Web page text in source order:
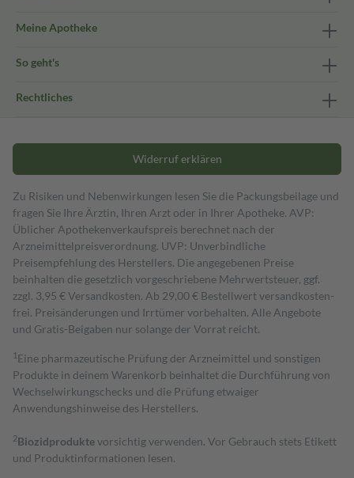
Meine Apotheke
So geht's
Rechtliches
Widerruf erklären
Zu Risiken und Nebenwirkungen lesen Sie die Packungsbeilage und
fragen Sie Ihre Ärztin, Ihren Arzt oder in Ihrer Apotheke. AVP:
Üblicher Apothekenverkaufspreis berechnet nach der
Arzneimittelpreisverordnung. UVP: Unverbindliche
Preisempfehlung des Herstellers. Die angegebenen Preise
beinhalten die gesetzlich vorgeschriebene Mehrwertsteuer, ggf.
zzgl. 3,95 € Versandkosten. Ab 29,00 € Bestell­wert versand­kosten­
frei. Preisänderungen und Irrtümer vorbehalten. Alle Angebote
und Gratis-Beigaben nur solange der Vorrat reicht.
1 Eine pharmazeutische Prüfung der Arzneimittel und sonstigen
Produkte in deinem Warenkorb beinhaltet die Durchführung von
Wechselwirkungschecks und die Prüfung etwaiger
Anwendungshinweise des Herstellers.
2Biozidproduktevorsichtig verwenden. Vor Gebrauch stets Etikett
und Produktinformationen lesen.